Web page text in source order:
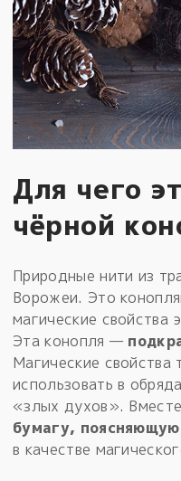
Для чего
чёрной
Природные нити из
Ворожеи. Это
магические свойства
Эта конопля —
Магические свойства
использовать в
«злых духов».
бумагу,
в качестве